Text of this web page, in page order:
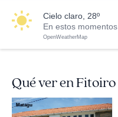
cielo claro, 28º
En estos momentos
OpenWeatherMap
Qué ver en Fitoiro
Matagu